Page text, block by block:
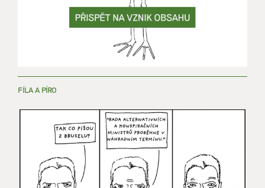
FÍLA A PÍRO